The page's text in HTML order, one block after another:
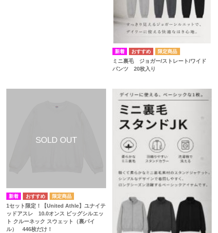
ミニ裏毛 ジョガー/ストレート/ワイド
パンツ 20枚入り
1セット限定！【United Athle】ユナイテ
ッドアスレ 10.0オンス ビッグシルエッ
ト クルーネック スウェット（裏パイ
ル） 446枚だけ！